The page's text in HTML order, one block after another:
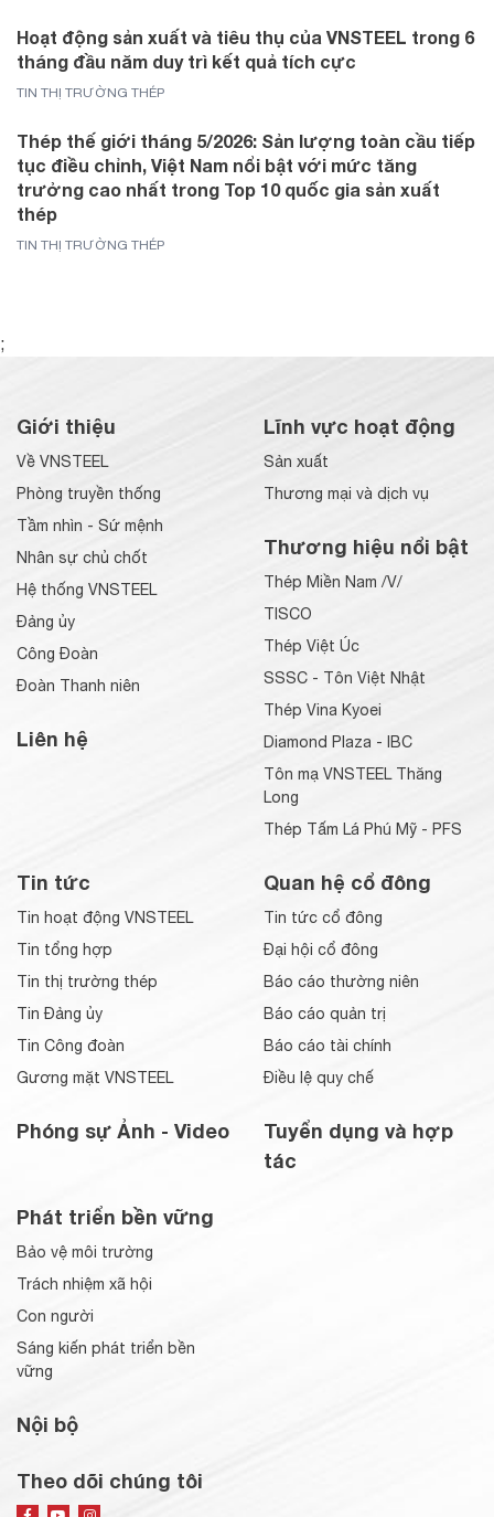
Hoạt động sản xuất và tiêu thụ của VNSTEEL trong 6
tháng đầu năm duy trì kết quả tích cực
TIN THỊ TRƯỜNG THÉP
Thép thế giới tháng 5/2026: Sản lượng toàn cầu tiếp
tục điều chỉnh, Việt Nam nổi bật với mức tăng
trưởng cao nhất trong Top 10 quốc gia sản xuất
thép
TIN THỊ TRƯỜNG THÉP
;
Giới thiệu
Về VNSTEEL
Phòng truyền thống
Tầm nhìn - Sứ mệnh
Nhân sự chủ chốt
Hệ thống VNSTEEL
Đảng ủy
Công Đoàn
Đoàn Thanh niên
Liên hệ
Lĩnh vực hoạt động
Sản xuất
Thương mại và dịch vụ
Thương hiệu nổi bật
Thép Miền Nam /V/
TISCO
Thép Việt Úc
SSSC - Tôn Việt Nhật
Thép Vina Kyoei
Diamond Plaza - IBC
Tôn mạ VNSTEEL Thăng
Long
Thép Tấm Lá Phú Mỹ - PFS
Tin tức
Tin hoạt động VNSTEEL
Tin tổng hợp
Tin thị trường thép
Tin Đảng ủy
Tin Công đoàn
Gương mặt VNSTEEL
Phóng sự Ảnh - Video
Quan hệ cổ đông
Tin tức cổ đông
Đại hội cổ đông
Báo cáo thường niên
Báo cáo quản trị
Báo cáo tài chính
Điều lệ quy chế
Tuyển dụng và hợp
tác
Phát triển bền vững
Bảo vệ môi trường
Trách nhiệm xã hội
Con người
Sáng kiến phát triển bền
vững
Nội bộ
Theo dõi chúng tôi